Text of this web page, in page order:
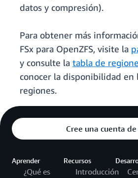
datos y compresión).
Para obtener más
FSx para OpenZFS, visite la
y consulte la tabla de
conocer la disponibilidad en
regiones.
Cree una cuenta de
Aprender
¿Qué es
Recursos
Introducción